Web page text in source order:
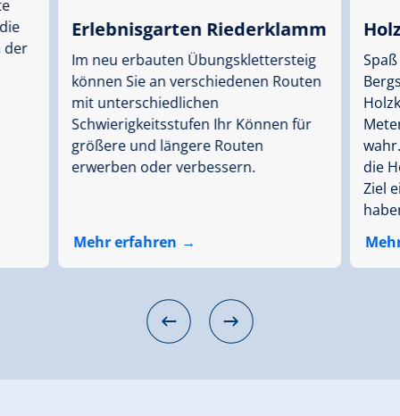
der
Erlebnisgarten Riederklamm
Im neu erbauten Übungsklettersteig
können Sie an verschiedenen Routen
mit unterschiedlichen
Schwierigkeitsstufen Ihr Können für
größere und längere Routen
erwerben oder verbessern.
Mehr erfahren
die
Ziel